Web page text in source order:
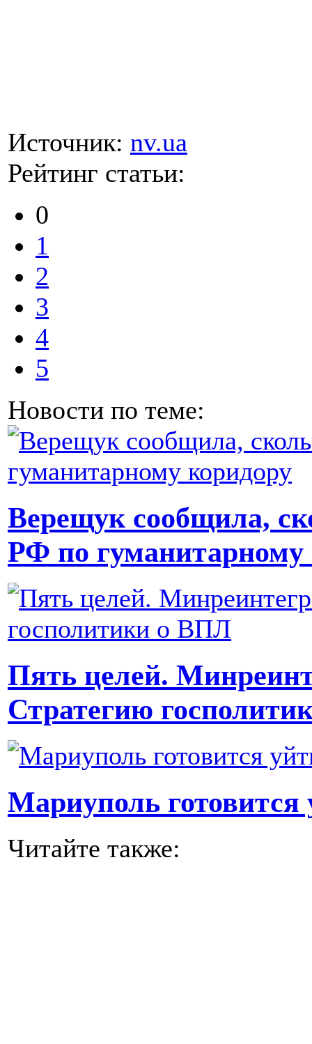
Источник: nv.ua
Рейтинг статьи:
0
1
2
3
4
5
Новости по теме:
Верещук сообщила,
РФ по гуманитарному
Пять целей.
Стратегию
Мариуполь готовится
Читайте также: